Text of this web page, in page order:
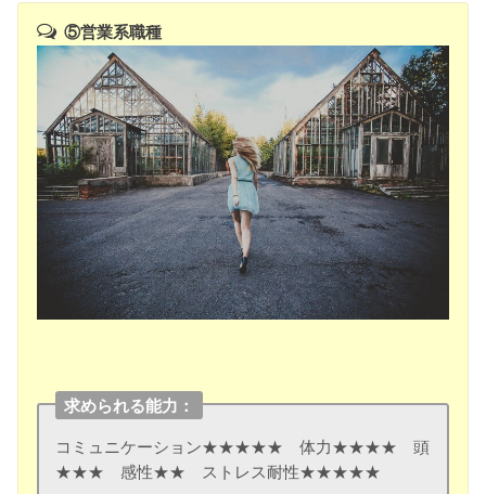
⑤営業系職種
求められる能力：
コミュニケーション★★★★★ 体力★★★★ 頭
★★★ 感性★★ ストレス耐性★★★★★